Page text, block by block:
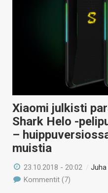
Xiaomi julkisti
Shark Helo -
–
muistia
23.10.2018 - 20:02 /
Kommentit (7)